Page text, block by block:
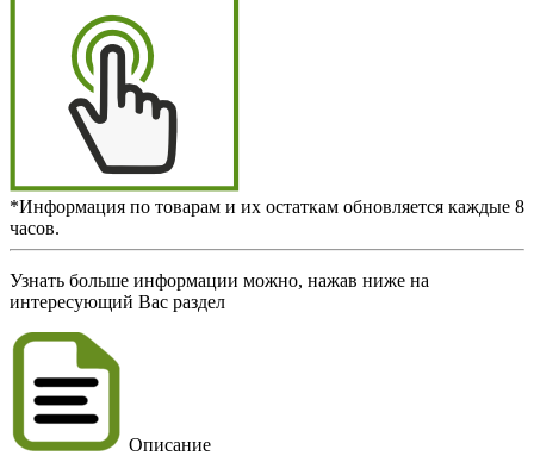
*Информация по товарам и их остаткам обновляется каждые 8
часов.
Узнать больше информации можно, нажав ниже на
интересующий Вас раздел
Описание